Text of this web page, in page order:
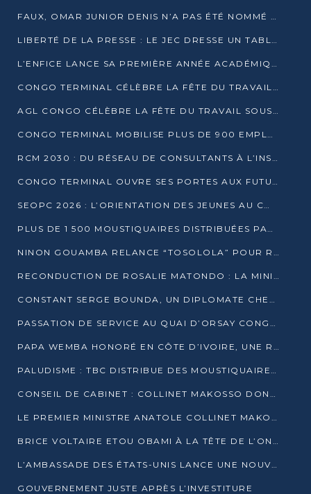
FAUX, OMAR JUNIOR DENIS N’A PAS ÉTÉ NOMMÉ AIDE DE CAMP ADJOINT DE DENIS SASSOU NGUESSO
LIBERTÉ DE LA PRESSE : LE JEC DRESSE UN TABLEAU PRÉOCCUPANT AU CONGO
L’ENFICE LANCE SA PREMIÈRE ANNÉE ACADÉMIQUE AVEC 100 FUTURS ENSEIGNANTS
CONGO TERMINAL CÉLÈBRE LA FÊTE DU TRAVAIL AVEC SES COLLABORATEURS À POINTE-NOIRE
AGL CONGO CÉLÈBRE LA FÊTE DU TRAVAIL SOUS LE SIGNE DE LA COHÉSION
CONGO TERMINAL MOBILISE PLUS DE 900 EMPLOYÉS AUTOUR DE LA SÉCURITÉ AU TRAVAIL
RCM 2030 : DU RÉSEAU DE CONSULTANTS À L’INSTRUMENT DE PUISSANCE EN AFRIQUE FRANCOPHONE
CONGO TERMINAL OUVRE SES PORTES AUX FUTURS INGÉNIEURS AU FORUM DES MÉTIERS D’UCAC-ICAM
SEOPC 2026 : L’ORIENTATION DES JEUNES AU CŒUR DE LA DEUXIÈME ÉDITION
PLUS DE 1 500 MOUSTIQUAIRES DISTRIBUÉES PAR AGL ET CONGO TERMINAL DANS LA LUTTE CONTRE LE PALUDISME
NINON GOUAMBA RELANCE “TOSOLOLA” POUR RENFORCER LE DIALOGUE AVEC LES CITOYENS
RECONDUCTION DE ROSALIE MATONDO : LA MINISTRE PROMET D’ACCÉLÉRER LE TRAITEMENT DES DOSSIERS ET DE RELEVER DE NOUVEAUX DÉFIS
CONSTANT SERGE BOUNDA, UN DIPLOMATE CHEVRONNÉ AUX COMMANDES DES AFFAIRES ÉTRANGÈRES
PASSATION DE SERVICE AU QUAI D’ORSAY CONGOLAIS : GAKOSSO PASSE LE FLAMBEAU À BOUNDA
PAPA WEMBA HONORÉ EN CÔTE D’IVOIRE, UNE RUE PORTE DÉSORMAIS SON NOM
PALUDISME : TBC DISTRIBUE DES MOUSTIQUAIRES DANS DEUX CSI DE BRAZZAVILLE
CONSEIL DE CABINET : COLLINET MAKOSSO DONNE SES DERNIÈRES ORIENTATIONS
LE PREMIER MINISTRE ANATOLE COLLINET MAKOSSO DÉMISSIONNE AVEC SON GOUVERNEMENT
BRICE VOLTAIRE ETOU OBAMI À LA TÊTE DE L’ONEC-C POUR TROIS ANS
L’AMBASSADE DES ÉTATS-UNIS LANCE UNE NOUVELLE COHORTE DU PROGRAMME ACCESS MICRO-SCHOLARSHIP
GOUVERNEMENT JUSTE APRÈS L’INVESTITURE